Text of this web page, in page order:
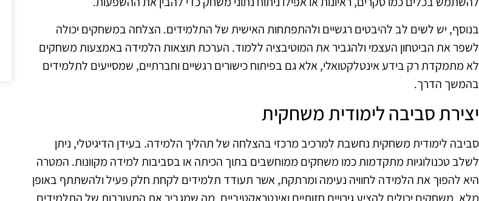
בנוסף, יש לשים לב להיבטים רגשיים ולהתפתחות האישית של התלמידים. הצלחה במשחקים יכולה
לשפר את הביטחון העצמי ולהגביר את המוטיבציה ללמוד. הערכת תוצאות הלמידה באמצעות משחקים
לא מתמקדת רק בידע אינטלקטואלי, אלא גם בפיתוח כישורים רגשיים וחברתיים, שמסייעים לתלמידים
בהמשך הדרך.
יצירת סביבה לימודית משחקית
סביבה לימודית משחקית נחשבת למרכיב מרכזי בהצלחה של תהליך הלמידה. בעידן הדיגיטלי, ניתן
לשלב טכנולוגיות מתקדמות כמו משחקים ממוחשבים בתוך הכיתה או בסביבות למידה מקוונות. המטרה
היא להפוך את הלמידה לחוויה נעימה ומרתקת, אשר תעודד תלמידים לקחת חלק פעיל ולהשתתף באופן